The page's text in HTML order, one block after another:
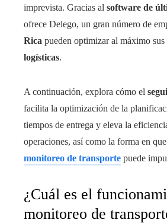
imprevista. Gracias al software de
ofrece Delego, un gran número de
Rica pueden optimizar al máximo sus
logísticas.
A continuación, explora cómo el
facilita la optimización de la
tiempos de entrega y eleva la
operaciones, así como la forma en
monitoreo de transporte puede
¿Cuál es el
monitoreo de